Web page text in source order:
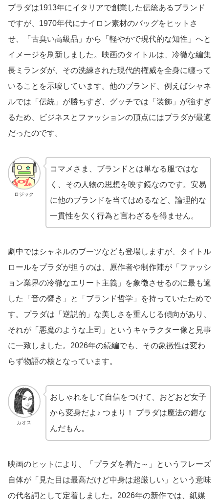
プラダは1913年にイタリアで創業した伝統あるブランド
ですが、1970年代にナイロン素材のバッグをヒットさ
せ、「古臭い高級品」から「軽やかで現代的な知性」へと
イメージを刷新しました。映画のタイトルは、冷徹な編集
長ミランダが、その洗練された現代的権威を全身に纏って
いることを示唆しています。他のブランド、例えばシャネ
ルでは「伝統」が勝ちすぎ、グッチでは「装飾」が強すぎ
るため、ビジネスとファッションの頂点にはプラダが最適
だったのです。
ロジック
コマメさま、ブランドとは単なる服ではな
く、その人物の思想を映す鏡なのです。安易
に他のブランドを当てはめるなど、論理的な
一貫性を欠く行為と言わざるを得ません。
劇中ではシャネルのブーツなども登場しますが、タイトル
ロールをプラダが担うのは、原作者や制作陣が「ファッシ
ョン業界の冷徹なエリート主義」を象徴させるのに最も適
した「音の響き」と「ブランド哲学」を持っていたためで
す。プラダは「逆説的」な美しさを重んじる傾向があり、
それが「悪魔のような上司」というキャラクター像と見事
に一致しました。2026年の続編でも、その象徴性は変わ
らず物語の核となっています。
カオス
おしゃれをして自信をつけて、おどおど女子
から変身だよ♪ つまり！ プラダは魔法の鎧な
んだもん。
映画のヒットにより、「プラダを着た～」というフレーズ
自体が「見た目は最高だけど中身は超厳しい」という意味
の代名詞として定着しました。2026年の新作では、紙媒